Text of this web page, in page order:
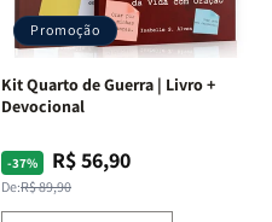
Promoção
Kit Quarto de Guerra | Livro +
Devocional
-37%
Preço
normal
De:R$ 89,90
Preço
promocional
R$ 56,90